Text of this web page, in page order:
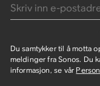
Du samtykker til å motta
meldinger fra Sonos. Du
informasjon, se vår